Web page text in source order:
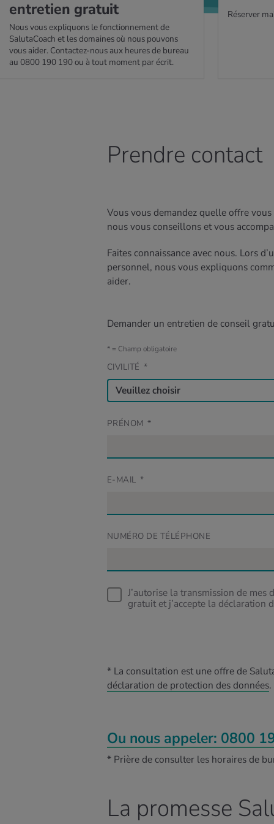
entre­tien gra­tuit
Nous vous expliquons le fonctionnement de
SalutaCoach et les domaines où nous pouvons
vous aider. Contactez-nous aux heures de bureau
au 0800 190 190 ou à tout moment par écrit.
Réserver
Prendre contact
Vous vous demandez quelle offre
nous vous conseillons et vous
Faites connaissance avec nous. Lors
personnel, nous vous expliquons
aider.
Demander un entretien de conseil
*= Champ obligatoire
CIVILITÉ *
PRÉNOM *
E-MAIL *
NUMÉRO DE TÉLÉPHONE
J’autorise la transmission de mes
gratuit et j’accepte la déclaration
* La consultation est une offre de
déclaration de protection des données.
Ou nous appeler: 0800
* Prière de consulter les horaires de
La promesse